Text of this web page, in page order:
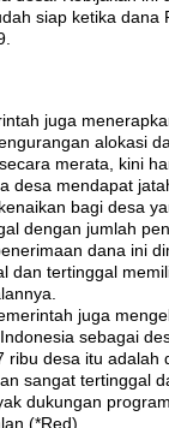
siap ketika dana
juga
alokasi
merata, kini
desa mendapat
bagi desa
dengan jumlah
dana ini
dan tertinggal
juga
sebagai
ribu desa itu adalah
sangat tertinggal
dukungan
(*Red)